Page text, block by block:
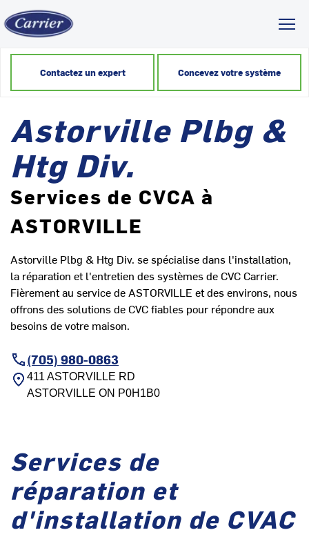
Contactez un expert Concevez votre système
Astorville Plbg &
Htg Div.
Services de CVCA à
ASTORVILLE
Astorville Plbg & Htg Div. se spécialise dans l'installation,
la réparation et l'entretien des systèmes de CVC Carrier.
Fièrement au service de ASTORVILLE et des environs, nous
offrons des solutions de CVC fiables pour répondre aux
besoins de votre maison.
(705) 980-0863
411 ASTORVILLE RD
ASTORVILLE ON P0H1B0
Services de
réparation et
d'installation de CVAC